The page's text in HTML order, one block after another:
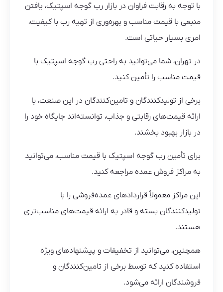
با توجه به رقابت فراوان در بازار رب گوجه اسپتیک، یافتن
منبعی با قیمت مناسب و بهره‌وری از تهیه رب با کیفیت،
امری بسیار حیاتی است.
در تهران، شما می‌توانید به راحتی رب گوجه اسپتیک با
قیمت مناسب را تأمین کنید.
برخی از تولیدکنندگان و تامین‌کنندگان در این صنعت، با
ارائه قیمت‌های رقابتی و جذاب، توانسته‌اند جایگاه خود را
در بازار بهبود بخشند.
برای تأمین رب گوجه اسپتیک با قیمت مناسب، می‌توانید
به مراکز فروش عمده مراجعه کنید.
این مراکز معمولاً قراردادهای عمده‌فروشی را با
تولیدکنندگان بسته و قادر به ارائه قیمت‌های مناسب‌تری
هستند.
همچنین، می‌توانید از تخفیفات و پیشنهادهای ویژه
استفاده کنید که توسط برخی از تامین‌کنندگان و
فروشندگان ارائه می‌شود.